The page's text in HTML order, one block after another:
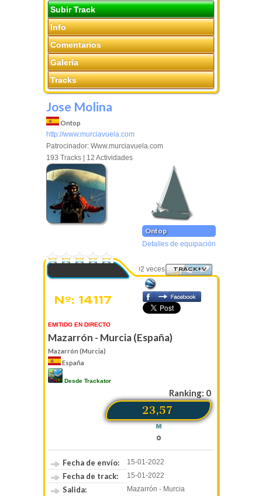
Subir Track
Info
Comentarios
Galería
Tracks
Jose Molina
Ontop
http://www.murciavuela.com
Patrocinador: Www.murciavuela.com
193 Tracks | 12 Actividades
Ontop
Detalles de equipación
Visto 3602 veces TRACK+V
Nº: 14117
EMITIDO EN DIRECTO
Mazarrón - Murcia (España)
Mazarrón (Murcia)
España
Desde Trackator
Ranking: 0
23,57
M
0
Fecha de envío: 15-01-2022
Fecha de track: 15-01-2022
Salida:
Mazarrón - Murcia